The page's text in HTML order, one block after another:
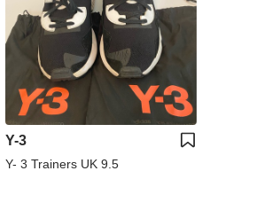
Y-3
Y- 3 Trainers UK 9.5